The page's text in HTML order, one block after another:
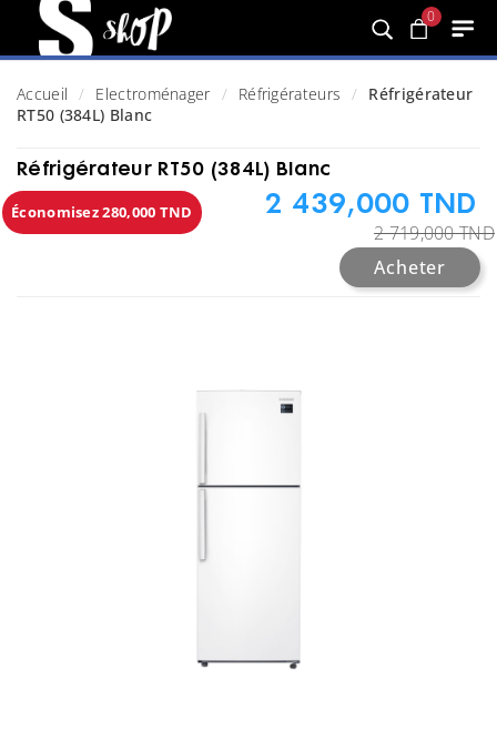
0
Accueil Electroménager Réfrigérateurs
Réfrigérateur
RT50 (384L) Blanc
Réfrigérateur RT50 (384L) Blanc
Économisez 280,000 TND 2 439,000 TND
2 719,000 TND
Acheter